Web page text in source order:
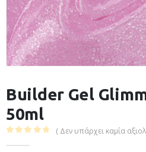
Builder Gel
50ml
( Δεν υπάρχει καμία